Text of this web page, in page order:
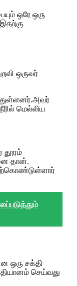
ஒரே ஒரு
ஒருவர்
மெல்லிய
தூரம்
தான்.
ஒரு சக்தி
செய்வது